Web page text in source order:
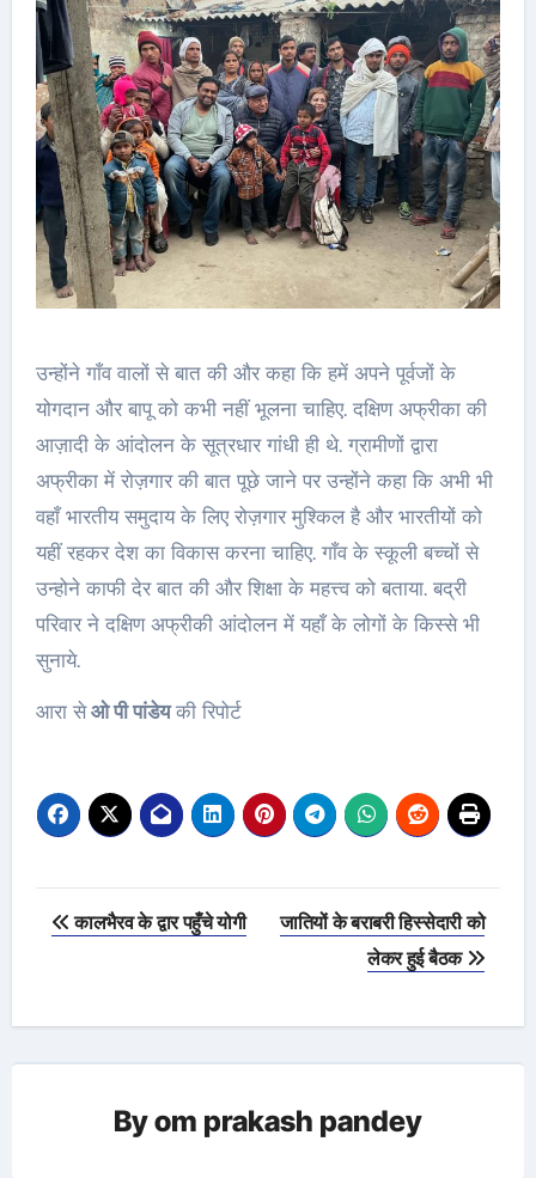
उन्होंने गाँव वालों से बात की और कहा कि हमें अपने पूर्वजों के
योगदान और बापू को कभी नहीं भूलना चाहिए. दक्षिण अफ्रीका की
आज़ादी के आंदोलन के सूत्रधार गांधी ही थे. ग्रामीणों द्वारा
अफ्रीका में रोज़गार की बात पूछे जाने पर उन्होंने कहा कि अभी भी
वहाँ भारतीय समुदाय के लिए रोज़गार मुश्किल है और भारतीयों को
यहीं रहकर देश का विकास करना चाहिए. गाँव के स्कूली बच्चों से
उन्होने काफी देर बात की और शिक्षा के महत्त्व को बताया. बद्री
परिवार ने दक्षिण अफ्रीकी आंदोलन में यहाँ के लोगों के किस्से भी
सुनाये.
आरा सेओ पी पांडेयकी रिपोर्ट
Post
कालभैरव के द्वार पहुँचे योगी
जातियों के बराबरी हिस्सेदारी को
लेकर हुई बैठक
Byom prakash pandey